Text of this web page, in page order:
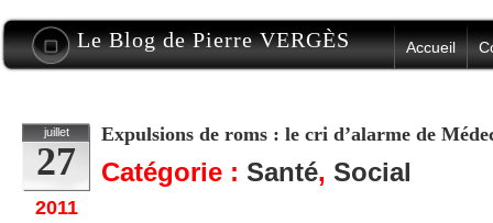
Le Blog de Pierre VERGÈS Accueil
juillet
27
2011
Expulsions de roms : le cri d’alarme de
Catégorie : Santé, Social